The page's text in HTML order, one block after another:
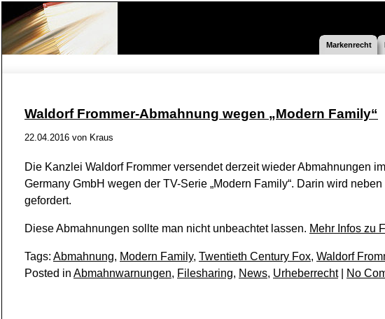
Markenrecht
Waldorf Frommer-Abmahnung wegen „Modern Family“
22.04.2016 von Kraus
Die Kanzlei Waldorf Frommer versendet derzeit wieder Abmahnungen
Germany GmbH wegen der TV-Serie „Modern Family“. Darin wird
gefordert.
Diese Abmahnungen sollte man nicht unbeachtet lassen. Mehr Infos zu
Tags: Abmahnung, Modern Family, Twentieth Century Fox, Waldorf
Posted in Abmahnwarnungen, Filesharing, News, Urheberrecht| No